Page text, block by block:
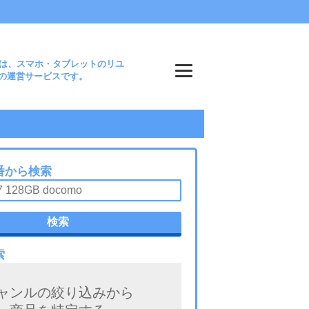
、スマホ・タブレットのリユ
運営サービスです。
から検索
検索
ンルの絞り込みから